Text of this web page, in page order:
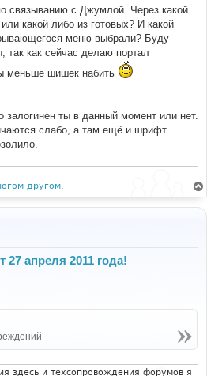
связыванию с Джумлой. Через какой
какой либо из готовых? И какой
меню выбрали? Буду
так как сейчас делаю портал
меньше шишек набить
залогинен ты в данный момент или нет.
слабо, а там ещё и шрифт
другом.
апреля 2011 года!
здесь и техсопровождения форумов я